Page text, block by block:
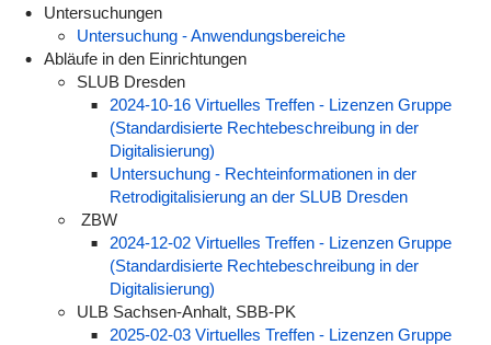
Untersuchungen
Untersuchung - Anwendungsbereiche
Abläufe in den Einrichtungen
SLUB Dresden
2024-10-16 Virtuelles Treffen - Lizenzen Gruppe
(Standardisierte Rechtebeschreibung in der
Digitalisierung)
Untersuchung - Rechteinformationen in der
Retrodigitalisierung an der SLUB Dresden
ZBW
2024-12-02 Virtuelles Treffen - Lizenzen Gruppe
(Standardisierte Rechtebeschreibung in der
Digitalisierung)
ULB Sachsen-Anhalt, SBB-PK
2025-02-03 Virtuelles Treffen - Lizenzen Gruppe